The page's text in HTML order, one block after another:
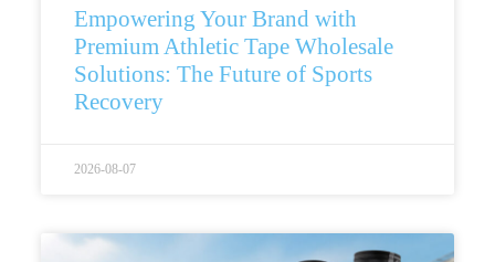
Empowering Your Brand with
Premium Athletic Tape Wholesale
Solutions: The Future of Sports
Recovery
2026-08-07